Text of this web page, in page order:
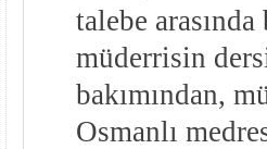
talebe
müderrisin
bakımından,
Osmanlı